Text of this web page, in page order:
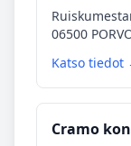
06500
Katso tiedot
Cramo